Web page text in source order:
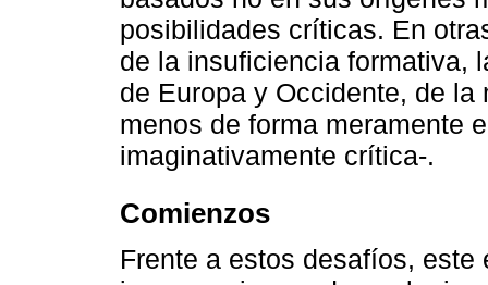
posibilidades críticas. En
de la insuficiencia formativa,
de Europa y Occidente, de
menos de forma meramente
imaginativamente crítica-.
Comienzos
Frente a estos desafíos,